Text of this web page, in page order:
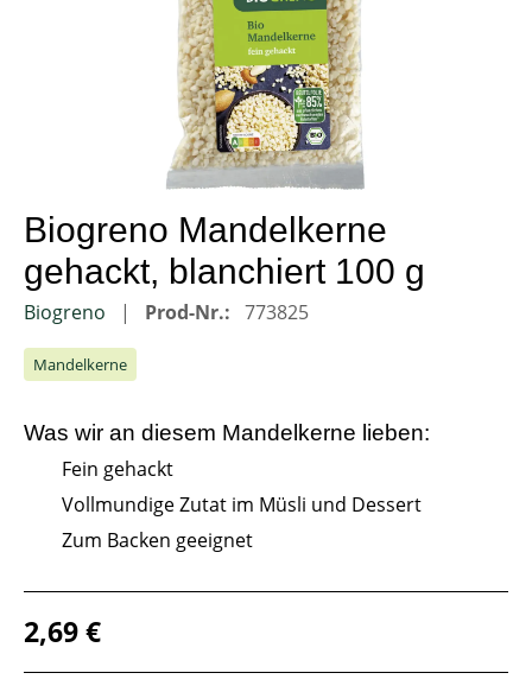
Biogreno Mandelkerne
gehackt, blanchiert 100 g
Biogreno Prod-Nr.: 773825
Mandelkerne
Was wir an diesem Mandelkerne lieben:
Fein gehackt
Vollmundige Zutat im Müsli und Dessert
Zum Backen geeignet
Regulärer Preis:
2,69 €